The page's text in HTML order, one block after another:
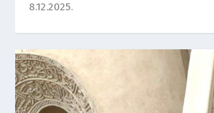
8.12.2025.